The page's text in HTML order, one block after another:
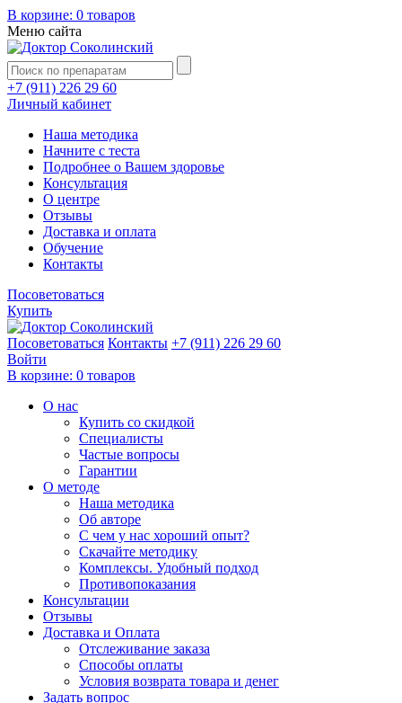
В корзине: 0 товаров
Меню сайта
+7 (911) 226 29 60
Личный кабинет
Наша методика
Начните с теста
Подробнее о Вашем здоровье
Консультация
О центре
Отзывы
Доставка и оплата
Обучение
Контакты
Посоветоваться
Купить
Посоветоваться Контакты +7 (911) 226 29 60
Войти
В корзине: 0 товаров
О нас
Купить со скидкой
Специалисты
Частые вопросы
Гарантии
О методе
Наша методика
Об авторе
С чем у нас хороший опыт?
Скачайте методику
Комплексы. Удобный подход
Противопоказания
Консультации
Отзывы
Доставка и Оплата
Отслеживание заказа
Способы оплаты
Условия возврата товара и денег
Задать вопрос